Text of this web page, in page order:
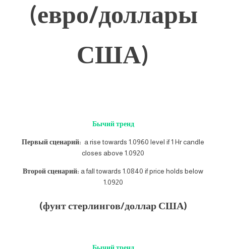
(евро/доллары
США)
Бычий тренд
Первый сценарий: a rise towards 1.0960 level if 1 Hr candle
closes above 1.0920
Второй сценарий: a fall towards 1.0840 if price holds below
1.0920
(фунт стерлингов/доллар США)